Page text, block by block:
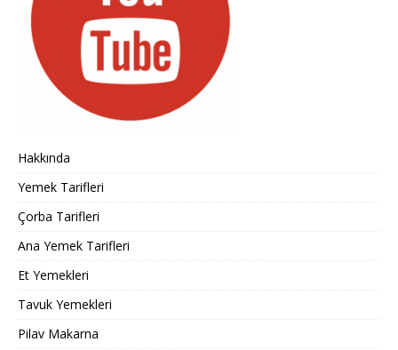
Hakkında
Yemek Tarifleri
Çorba Tarifleri
Ana Yemek Tarifleri
Et Yemekleri
Tavuk Yemekleri
Pilav Makarna